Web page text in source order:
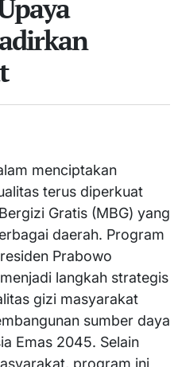
menciptakan
terus diperkuat
Gratis (MBG) yang
daerah. Program
Prabowo
langkah strategis
gizi masyarakat
sumber daya
Emas 2045. Selain
program ini